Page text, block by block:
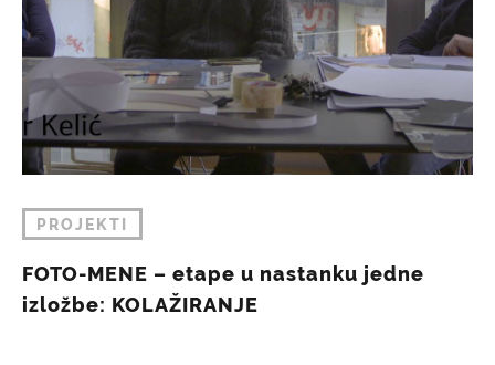
PROJEKTI
FOTO-MENE – etape u nastanku jedne
izložbe: KOLAŽIRANJE